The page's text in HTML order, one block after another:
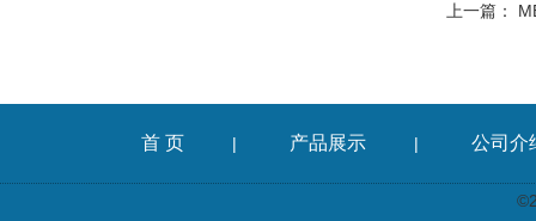
上一篇：
首 页 | 产品展示 | 公司介